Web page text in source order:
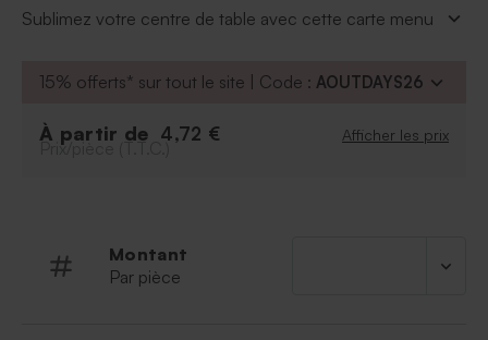
Sublimez votre centre de table avec cette carte menu
À retenir
15% offerts* sur tout le site | Code : AOUTDAYS26
À partir de 4,72 € Afficher les prix
Prix/pièce (T.T.C.)
Montant
Par pièce